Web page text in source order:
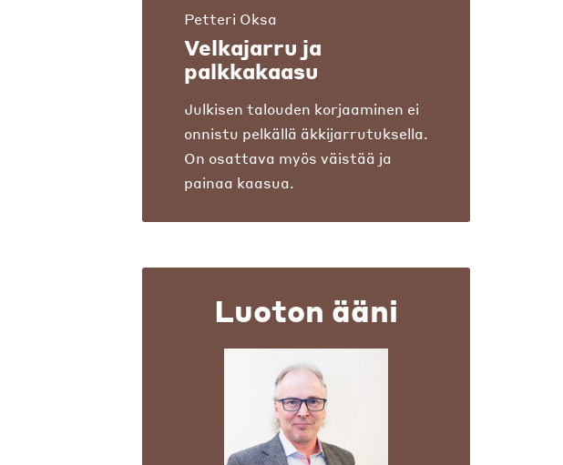
Petteri Oksa
Velkajarru ja
palkkakaasu
Julkisen talouden korjaaminen ei
onnistu pelkällä äkkijarrutuksella.
On osattava myös väistää ja
painaa kaasua.
Luoton ääni